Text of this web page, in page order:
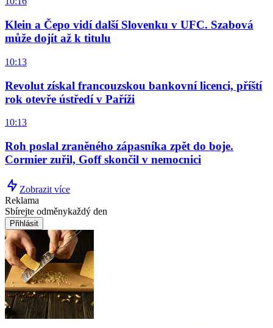
Klein a Čepo vidí další Slovenku v UFC. Szabová
může dojít až k titulu
10:13
Revolut získal francouzskou bankovní licenci, příští
rok otevře ústředí v Paříži
10:13
Roh poslal zraněného zápasníka zpět do boje.
Cormier zuřil, Goff skončil v nemocnici
Zobrazit více
Reklama
Sbírejte odměnykaždý den
Přihlásit